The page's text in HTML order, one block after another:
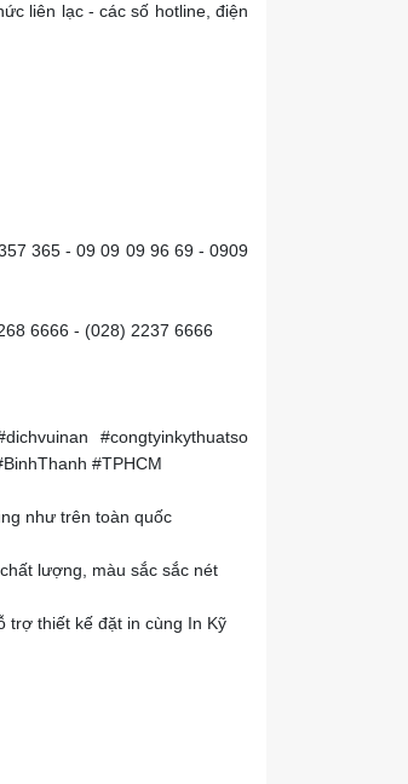
liên lạc - các số hotline, điện
365 - 09 09 09 96 69 - 0909
6666 - (028) 2237 6666
#congtyinkythuatso
#TPHCM
như trên toàn quốc
lượng, màu sắc sắc nét
trợ thiết kế đặt in cùng In Kỹ